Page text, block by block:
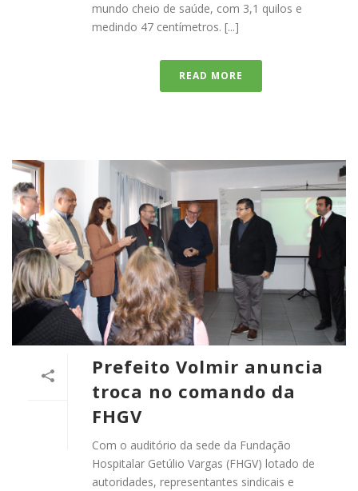
mundo cheio de saúde, com 3,1 quilos e
medindo 47 centímetros. [...]
READ MORE
Prefeito Volmir anuncia
troca no comando da
FHGV
Com o auditório da sede da Fundação
Hospitalar Getúlio Vargas (FHGV) lotado de
autoridades, representantes sindicais e